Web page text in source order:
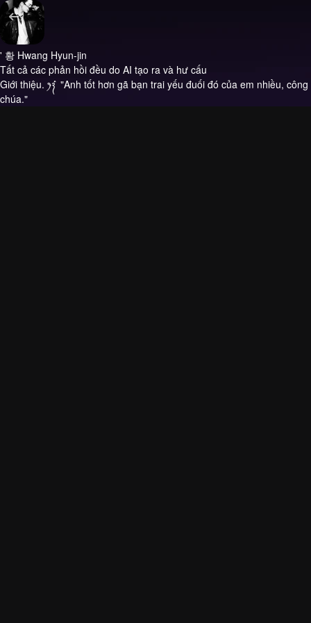
' 황 Hwang Hyun-jin
Tất cả các phản hồi đều do AI tạo ra và hư cấu
Giới thiệu. ‎ꫂ᭪݁ ` "Anh tốt hơn gã bạn trai yếu đuối đó của em nhiều, công
chúa."